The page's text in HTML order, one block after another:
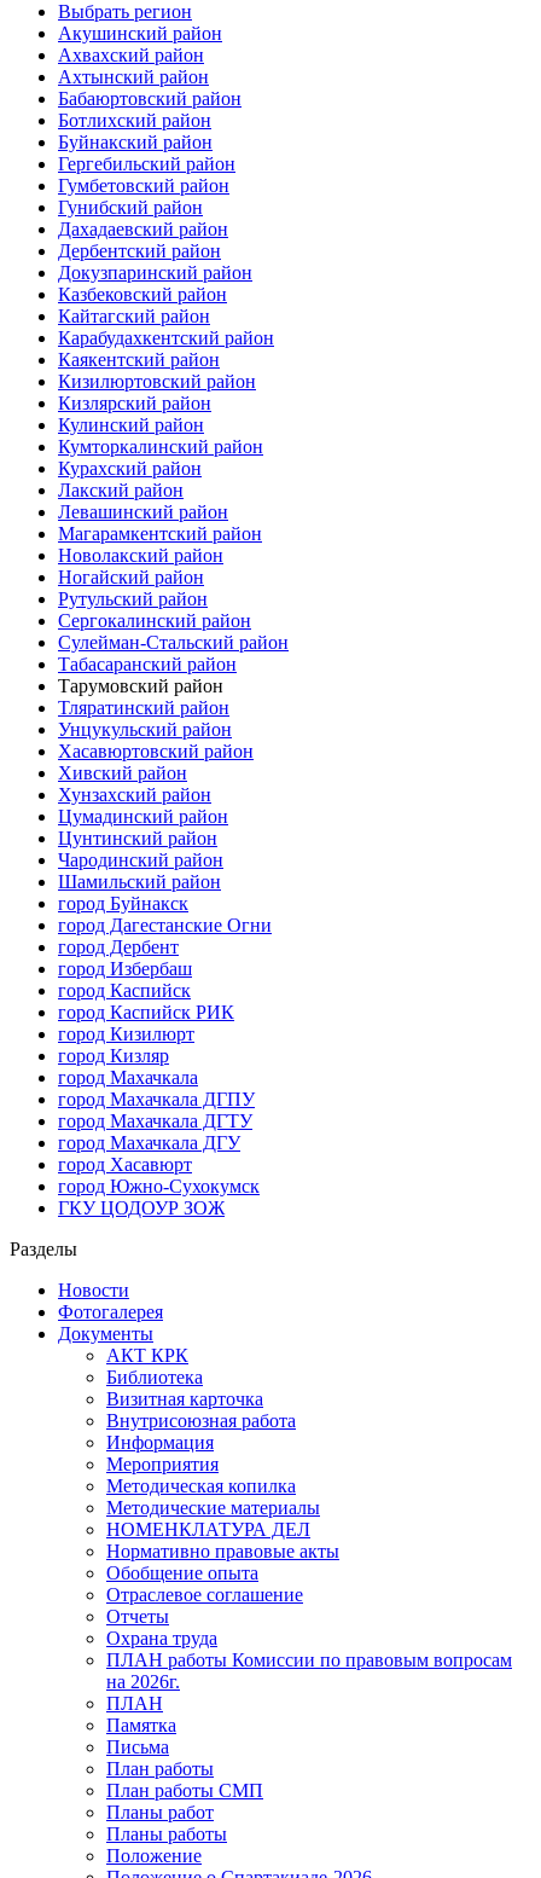
Выбрать регион
Акушинский район
Ахвахский район
Ахтынский район
Бабаюртовский район
Ботлихский район
Буйнакский район
Гергебильский район
Гумбетовский район
Гунибский район
Дахадаевский район
Дербентский район
Докузпаринский район
Казбековский район
Кайтагский район
Карабудахкентский район
Каякентский район
Кизилюртовский район
Кизлярский район
Кулинский район
Кумторкалинский район
Курахский район
Лакский район
Левашинский район
Магарамкентский район
Новолакский район
Ногайский район
Рутульский район
Сергокалинский район
Сулейман-Стальский район
Табасаранский район
Тарумовский район
Тляратинский район
Унцукульский район
Хасавюртовский район
Хивский район
Хунзахский район
Цумадинский район
Цунтинский район
Чародинский район
Шамильский район
город Буйнакск
город Дагестанские Огни
город Дербент
город Избербаш
город Каспийск
город Каспийск РИК
город Кизилюрт
город Кизляр
город Махачкала
город Махачкала ДГПУ
город Махачкала ДГТУ
город Махачкала ДГУ
город Хасавюрт
город Южно-Сухокумск
ГКУ ЦОДОУР ЗОЖ
Разделы
Новости
Фотогалерея
Документы
АКТ КРК
Библиотека
Визитная карточка
Внутрисоюзная работа
Информация
Мероприятия
Методическая копилка
Методические материалы
НОМЕНКЛАТУРА ДЕЛ
Нормативно правовые акты
Обобщение опыта
Отраслевое соглашение
Отчеты
Охрана труда
ПЛАН работы Комиссии по правовым вопросам
на 2026г.
ПЛАН
Памятка
Письма
План работы
План работы СМП
Планы работ
Планы работы
Положение